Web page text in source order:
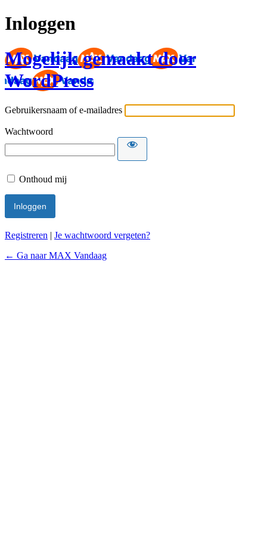
Inloggen
Mogelijk gemaakt door
WordPress
Gebruikersnaam of e-mailadres
Wachtwoord
Onthoud mij
Registreren | Je wachtwoord vergeten?
← Ga naar MAX Vandaag